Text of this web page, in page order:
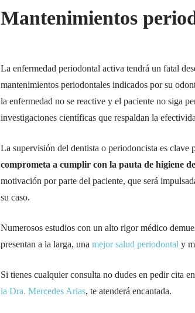
Mantenimientos
La enfermedad periodontal activa tendrá un fatal
mantenimientos periodontales indicados por su
la enfermedad no se reactive y el paciente no siga
investigaciones científicas que respaldan la
La supervisión del dentista o periodoncista es clave
comprometa a cumplir con la pauta de higiene
motivación por parte del paciente, que será
su caso.
Numerosos estudios con un alto rigor médico
presentan a la larga, una mejor salud periodontal y
Si tienes cualquier consulta no dudes en pedir cita
la Dra. Mercedes Arias, te atenderá encantada.